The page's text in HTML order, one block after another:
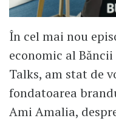
În cel mai nou
economic al
Talks, am stat de
fondatoarea
Ami Amalia,